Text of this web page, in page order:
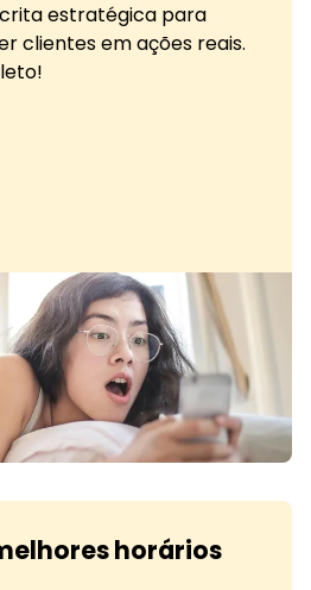
estratégica para
clientes em ações reais.
horários